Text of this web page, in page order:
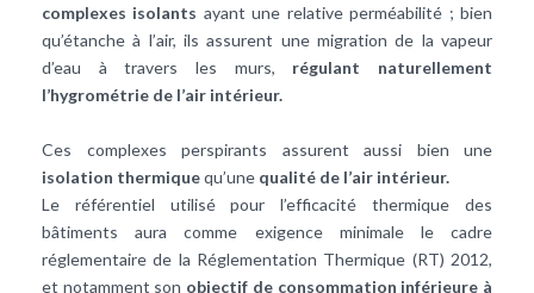
complexes isolants ayant une relative perméabilité ; bien
qu’étanche à l’air, ils assurent une migration de la vapeur
d’eau à travers les murs, régulant naturellement
l’hygrométrie de l’air intérieur.
Ces complexes perspirants assurent aussi bien une
isolation thermiquequ’une qualité de l’air intérieur.
Le référentiel utilisé pour l’efficacité thermique des
bâtiments aura comme exigence minimale le cadre
réglementaire de la Réglementation Thermique (RT) 2012,
et notamment son objectif de consommation inférieure à